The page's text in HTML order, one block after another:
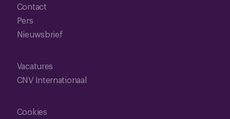
Contact
Pers
Nieuwsbrief
Vacatures
CNV Internationaal
Cookies